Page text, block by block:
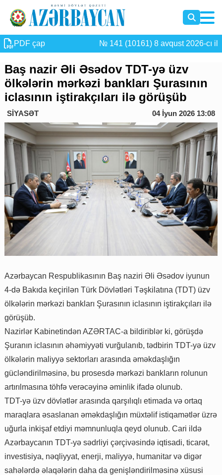
PDF çap № 141 (10161) 8 avqust 2026-cı il
Baş nazir Əli Əsədov TDT-yə üzv
ölkələrin mərkəzi bankları Şurasının
iclasının iştirakçıları ilə görüşüb
SİYASƏT 04 İyun 2026 13:08
Azərbaycan Respublikasının Baş naziri Əli Əsədov iyunun
4-də Bakıda keçirilən Türk Dövlətləri Təşkilatına (TDT) üzv
ölkələrin mərkəzi bankları Şurasının iclasının iştirakçıları ilə
görüşüb.
Nazirlər Kabinetindən AZƏRTAC-a bildiriblər ki, görüşdə
Şuranın iclasının əhəmiyyəti vurğulanıb, tədbirin TDT-yə üzv
ölkələrin maliyyə sektorları arasında əməkdaşlığın
gücləndirilməsinə, bu prosesdə mərkəzi bankların rolunun
artırılmasına töhfə verəcəyinə əminlik ifadə olunub.
TDT-yə üzv dövlətlər arasında qarşılıqlı etimada və ortaq
maraqlara əsaslanan əməkdaşlığın müxtəlif istiqamətlər üzrə
uğurla inkişaf etdiyi məmnunluqla qeyd olunub. Cari ildə
Azərbaycanın TDT-yə sədrliyi çərçivəsində iqtisadi, ticarət,
investisiya, nəqliyyat, enerji, maliyyə, humanitar və digər
sahələrdə əlaqələrin daha da genişləndirilməsinə xüsusi